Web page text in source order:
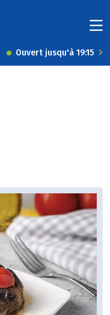
Ouvert jusqu'à 19:15